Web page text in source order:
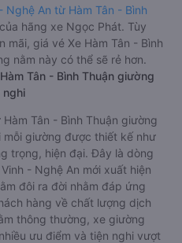
Nghệ An từ Hàm Tân - Bình
hãng xe Ngọc Phát. Tùy
giá vé Xe Hàm Tân - Bình
nằm này có thể sẽ rẻ hơn.
Tân - Bình Thuận giường
nghi
Tân - Bình Thuận giường
mỗi giường được thiết kế như
trọng, hiện đại. Đây là dòng
- Nghệ An mới xuất hiện
đôi ra đời nhằm đáp ứng
hàng về chất lượng dịch
thông thường, xe giường
ưu điểm và tiện nghi vượt